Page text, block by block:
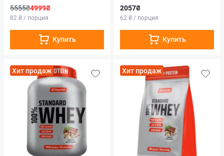
5555₴4999₴
82 ₴ / порция
Купить
2057₴
62 ₴ / порция
Купить
Хит продаж Хит продаж